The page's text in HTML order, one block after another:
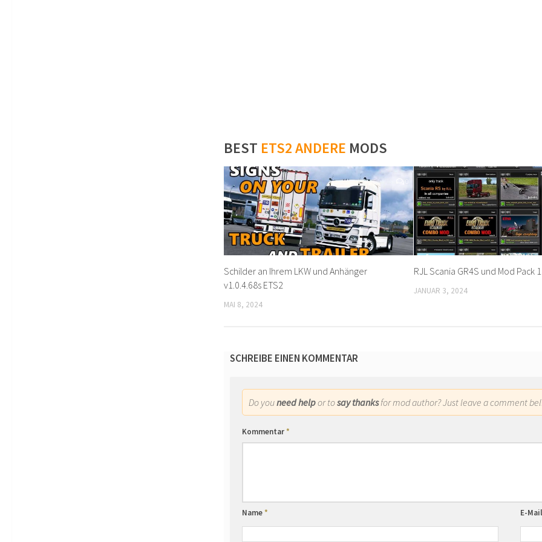
BEST ETS2 ANDERE MODS
0
Schilder an Ihrem LKW und Anhänger
v1.0.4.68s ETS2
MAI 8, 2024
RJL Scania GR4S und Mod Pack
JANUAR 3, 2024
SCHREIBE EINEN KOMMENTAR
Do youneed helpor tosay thanksfor mod author? Just leave a comment
Kommentar*
Name* E-